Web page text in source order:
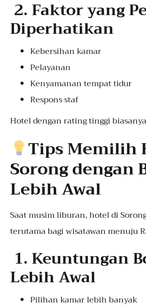
2. Faktor yang
Diperhatikan
Kebersihan kamar
Pelayanan
Kenyamanan tempat tidur
Respons staf
Hotel dengan rating tinggi
Tips Memilih
Sorong dengan
Lebih Awal
Saat musim liburan, hotel di
terutama bagi wisatawan menuju
1. Keuntungan
Lebih Awal
Pilihan kamar lebih banyak